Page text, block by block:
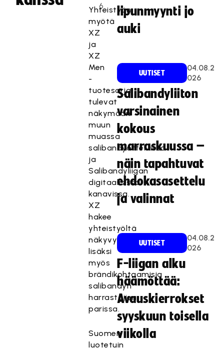
6
Yhteistyön
myötä
XZ
ja
XZ
Men
-
tuotesarja
tulevat
näkymään
muun
muassa
salibandyotteluissa
ja
Salibandyliigan
digitaalisissa
kanavissa.
XZ
hakee
yhteistyöltä
näkyvyyden
lisäksi
myös
brändikohtaamisia
salibandyn
harrastajien
parissa.
Suomen
luotetuin
lipunmyynti jo
auki
UUTISET
04.08.2
026
Salibandyliiton
varsinainen
kokous
marraskuussa –
näin tapahtuvat
ehdokasasettelu
ja valinnat
UUTISET
04.08.2
026
F-liigan alku
häämöttää:
Avauskierrokset
syyskuun toisella
viikolla